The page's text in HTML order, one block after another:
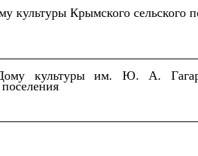
культуры Крымского сельского
культуры им. Ю. А.
поселения